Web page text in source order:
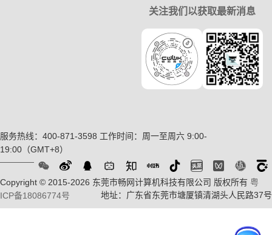
关注我们以获取最新消息
服务热线：400-871-3598 工作时间：周一至周六 9:00-
19:00（GMT+8）
Copyright © 2015-2026 东莞市畅网计算机科技有限公司 版权所有 粤
ICP备18086774号
地址：广东省东莞市塘厦镇清湖头人民路37号